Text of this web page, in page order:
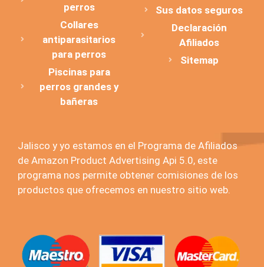
perros
Collares
antiparasitarios
para perros
Piscinas para
perros grandes y
bañeras
Sus datos seguros
Declaración
Afiliados
Sitemap
Jalisco y yo estamos en el Programa de Afiliados
de Amazon Product Advertising Api 5.0, este
programa nos permite obtener comisiones de los
productos que ofrecemos en nuestro sitio web.